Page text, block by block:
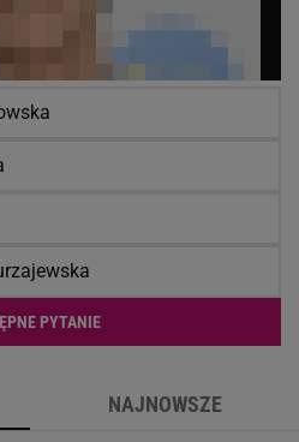
PYTANIE
NAJNOWSZE